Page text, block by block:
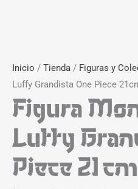
Inicio / Tienda / Figuras y
Luffy Grandista One Piece
Figura
Luffy
Piece 21cm